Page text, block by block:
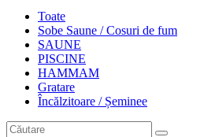
Toate
Sobe Saune / Cosuri de fum
SAUNE
PISCINE
HAMMAM
Gratare
Încălzitoare / Șeminee